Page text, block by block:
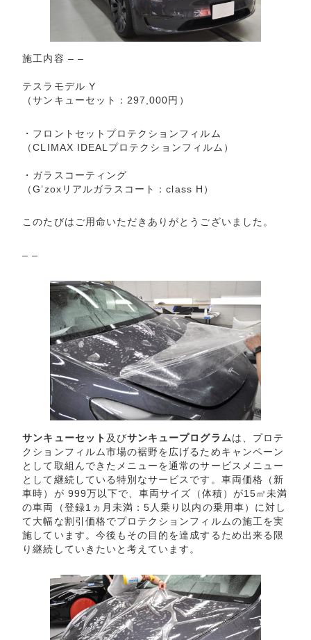
施工内容 – –
テスラモデル Y
（サンキューセット：297,000円）
・フロントセットプロテクションフィルム
（CLIMAX IDEALプロテクションフィルム）
・ガラスコーティング
（G’zoxリアルガラスコート：class H）
このたびはご用命いただきありがとうございました。
– –
サンキューセット 及びサンキュープログラムは、プロテ
クションフィルム市場の裾野を広げるためキャンペーン
として取組んできたメニューを通常のサービスメニュー
として継続している特別なサービスです。車両価格（新
車時）が 999万以下で、車両サイズ（体積）が15㎥未満
の車両（登録1ヵ月未満：5人乗り以内の乗用車）に対し
て大幅な割引価格でプロテクションフィルムの施工を実
施しています。今後もその目的を達成するため出来る限
り継続していきたいと考えています。